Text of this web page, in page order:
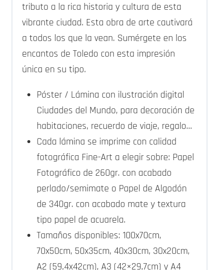
tributo a la rica historia y cultura de esta
vibrante ciudad. Esta obra de arte cautivará
a todos los que la vean. Sumérgete en los
encantos de Toledo con esta impresión
única en su tipo.
Póster / Lámina con ilustración digital
Ciudades del Mundo, para decoración de
habitaciones, recuerdo de viaje, regalo…
Cada lámina se imprime con calidad
fotográfica Fine-Art a elegir sobre: Papel
Fotográfico de 260gr. con acabado
perlado/semimate o Papel de Algodón
de 340gr. con acabado mate y textura
tipo papel de acuarela.
Tamaños disponibles: 100x70cm,
70x50cm, 50x35cm, 40x30cm, 30x20cm,
A2 (59,4x42cm), A3 (42×29,7cm) y A4